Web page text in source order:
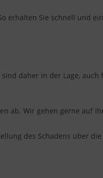
erhalten Sie schnell und
daher in der Lage, auch
ab. Wir gehen gerne auf
des Schadens über